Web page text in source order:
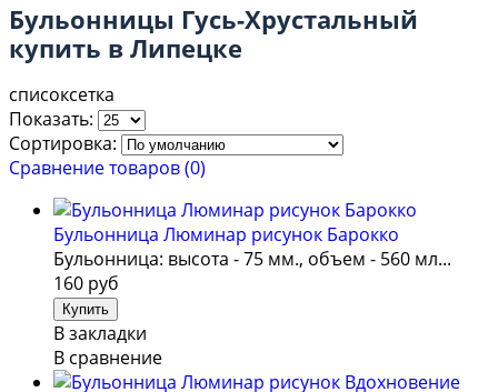
Бульонницы Гусь-Хрустальный
купить в Липецке
списоксетка
Показать:
Сортировка:
Сравнение товаров (0)
Бульонница Люминар рисунок Барокко
Бульонница: высота - 75 мм., объем - 560 мл...
160 руб
В закладки
В сравнение